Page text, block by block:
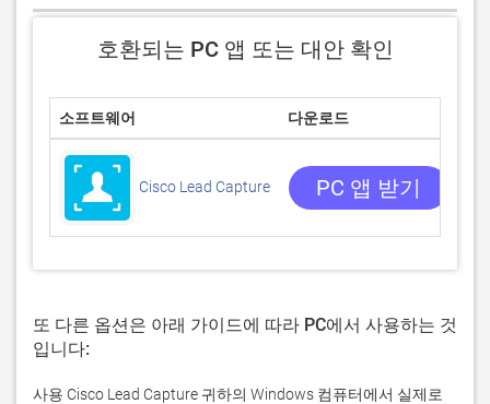
호환되는 PC 앱 또는 대안 확인
소프트웨어 다운로드
Cisco Lead Capture PC 앱 받기
또 다른 옵션은 아래 가이드에 따라 PC에서 사용하는 것
입니다:
사용 Cisco Lead Capture 귀하의 Windows 컴퓨터에서 실제로